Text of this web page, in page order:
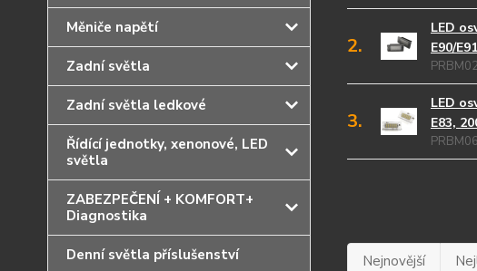
Měniče napětí
Zadní světla
Zadní světla ledkové
Řídící jednotky, xenonové, LED
světla
ZABEZPEČENÍ + KOMFORT+
Diagnostika
Denní světla příslušenství
2.
LED
E90/
PRBM02
3.
LED
E83,
PRBM06
Nejnovější